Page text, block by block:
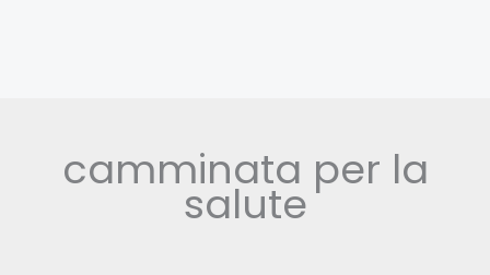
camminata per la
salute